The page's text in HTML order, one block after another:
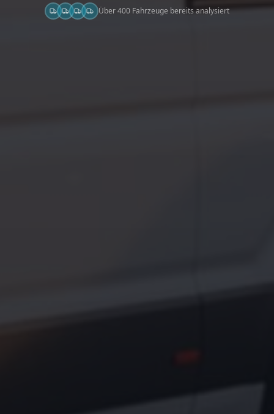
Über 400 Fahrzeuge bereits analysiert